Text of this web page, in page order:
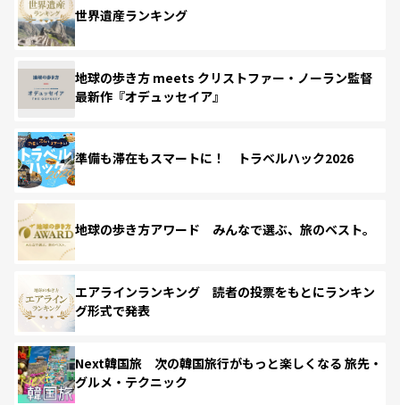
世界遺産ランキング
地球の歩き方 meets クリストファー・ノーラン監督
最新作『オデュッセイア』
準備も滞在もスマートに！ トラベルハック2026
地球の歩き方アワード みんなで選ぶ、旅のベスト。
エアラインランキング 読者の投票をもとにランキン
グ形式で発表
Next韓国旅 次の韓国旅行がもっと楽しくなる 旅先・
グルメ・テクニック